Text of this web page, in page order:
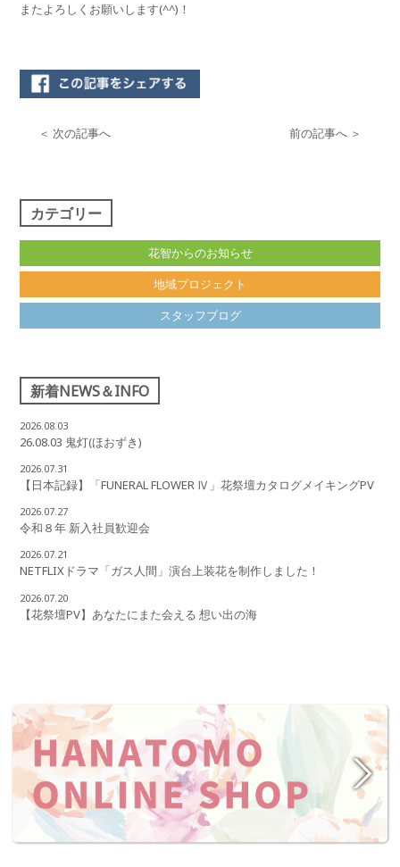
またよろしくお願いします(^^)！
＜ 次の記事へ 前の記事へ ＞
カテゴリー
花智からのお知らせ
地域プロジェクト
スタッフブログ
新着NEWS＆INFO
2026.08.03
26.08.03 鬼灯(ほおずき)
2026.07.31
【日本記録】「FUNERAL FLOWER Ⅳ」花祭壇カタログメイキングPV
2026.07.27
令和８年 新入社員歓迎会
2026.07.21
NETFLIXドラマ「ガス人間」演台上装花を制作しました！
2026.07.20
【花祭壇PV】あなたにまた会える 想い出の海